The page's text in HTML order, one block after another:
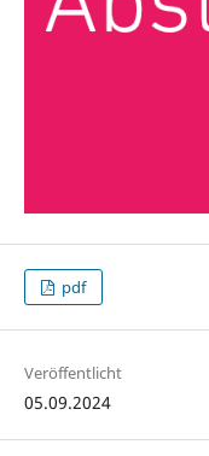
pdf
Veröffentlicht
05.09.2024